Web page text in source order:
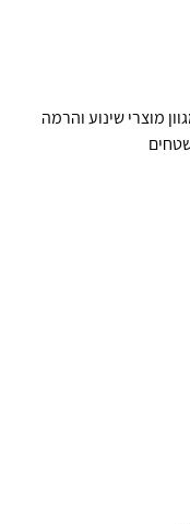
מוצרי שינוע והרמה